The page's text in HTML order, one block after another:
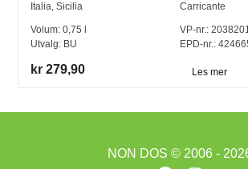
Italia,Sicilia Carricante
Volum:0,75
Utvalg: BU
VP-nr.:
EPD-nr.:
kr 279,90 Les mer
NON DOS © 2006 -